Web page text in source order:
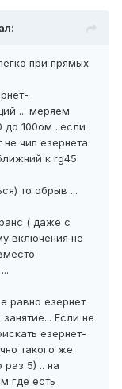
при прямых
... меряем
до 100ом ..если
чип езернета
к rg45
то обрыв ...
( даже с
включения не
равно езернет
Если не
езернет-
такого же
раз 5) .. на
где есть